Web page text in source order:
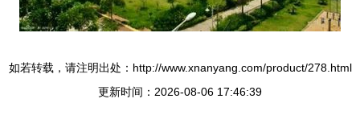
如若转载，请注明出处：http://www.xnanyang.com/product/278.html
更新时间：2026-08-06 17:46:39